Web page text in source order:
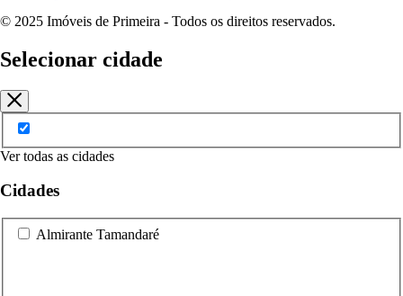
© 2025 Imóveis de Primeira - Todos os direitos reservados.
Selecionar cidade
Ver todas as cidades
Cidades
Almirante Tamandaré